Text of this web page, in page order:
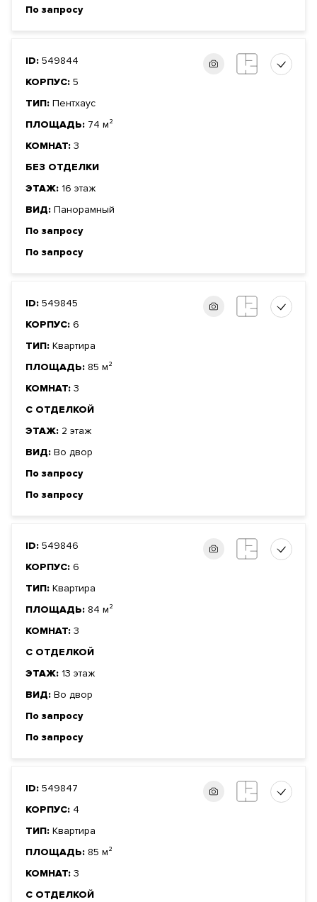
По запросу
ID: 549844
КОРПУС: 5
ТИП: Пентхаус
ПЛОЩАДЬ: 74 м²
КОМНАТ: 3
БЕЗ ОТДЕЛКИ
ЭТАЖ: 16 этаж
ВИД: Панорамный
По запросу
По запросу
ID: 549845
КОРПУС: 6
ТИП: Квартира
ПЛОЩАДЬ: 85 м²
КОМНАТ: 3
С ОТДЕЛКОЙ
ЭТАЖ: 2 этаж
ВИД: Во двор
По запросу
По запросу
ID: 549846
КОРПУС: 6
ТИП: Квартира
ПЛОЩАДЬ: 84 м²
КОМНАТ: 3
С ОТДЕЛКОЙ
ЭТАЖ: 13 этаж
ВИД: Во двор
По запросу
По запросу
ID: 549847
КОРПУС: 4
ТИП: Квартира
ПЛОЩАДЬ: 85 м²
КОМНАТ: 3
С ОТДЕЛКОЙ